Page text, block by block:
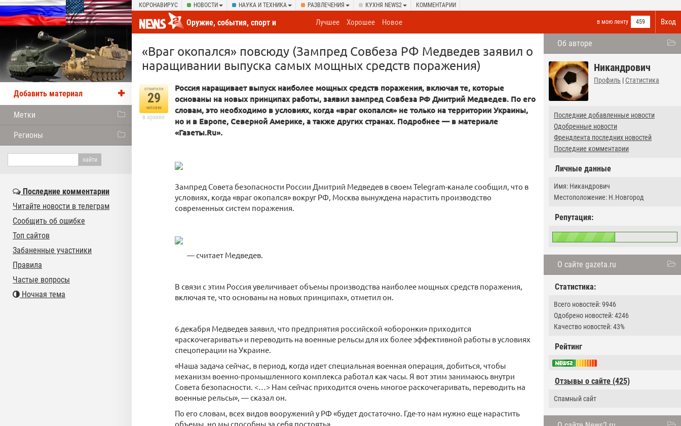
КОРОНАВИРУС НОВОСТИ НАУКА И ТЕХНИКА РАЗВЛЕЧЕНИЯ КУХНЯ NEWS2 КОММЕНТАРИИ
Вход
Оружие, события, спорт и
новости отовсюду
в мою ленту 459
Лучшее Хорошее Новое
Об авторе
Никандрович
Профиль | Статистика
Последние добавленные новости
Одобренные новости
Френдлента последних новостей
Последние комментарии
Личные данные
Имя: Никандрович
Местоположение: Н.Новгород
Репутация:
О сайте gazeta.ru
Статистика:
Всего новостей: 9946
Одобрено новостей: 4246
Качество новостей: 43%
Рейтинг
Отзывы о сайте (425)
Спамный сайт
«Враг окопался» повсюду (Зампред Совбеза РФ Медведев заявил о
наращивании выпуска самых мощных средств поражения)
отметили
29
человек
в архиве
Россия наращивает выпуск наиболее мощных средств поражения, включая те, которые
основаны на новых принципах работы, заявил зампред Совбеза РФ Дмитрий Медведев. По его
словам, это необходимо в условиях, когда «враг окопался» не только на территории Украины,
но и в Европе, Северной Америке, а также других странах. Подробнее — в материале
«Газеты.Ru».
Зампред Совета безопасности России Дмитрий Медведев в своем Telegram-канале сообщил, что в
условиях, когда «враг окопался» вокруг РФ, Москва вынуждена нарастить производство
современных систем поражения.
— считает Медведев.
В связи с этим Россия увеличивает объемы производства наиболее мощных средств поражения,
включая те, что основаны на новых принципах», отметил он.
6 декабря Медведев заявил, что предприятия российской «оборонки» приходится
«раскочегаривать» и переводить на военные рельсы для их более эффективной работы в условиях
спецоперации на Украине.
«Наша задача сейчас, в период, когда идет специальная военная операция, добиться, чтобы
механизм военно-промышленного комплекса работал как часы. Я вот этим занимаюсь внутри
Совета безопасности. <…> Нам сейчас приходится очень многое раскочегаривать, переводить на
военные рельсы», — сказал он.
По его словам, всех видов вооружений у РФ «будет достаточно. Где-то нам нужно еще нарастить
объемы, но мы способны за себя постоять».
Добавить материал
Метки
Регионы
Последние комментарии
Читайте новости в телеграм
Сообщить об ошибке
Топ сайтов
Забаненные участники
Правила
Частые вопросы
Ночная тема